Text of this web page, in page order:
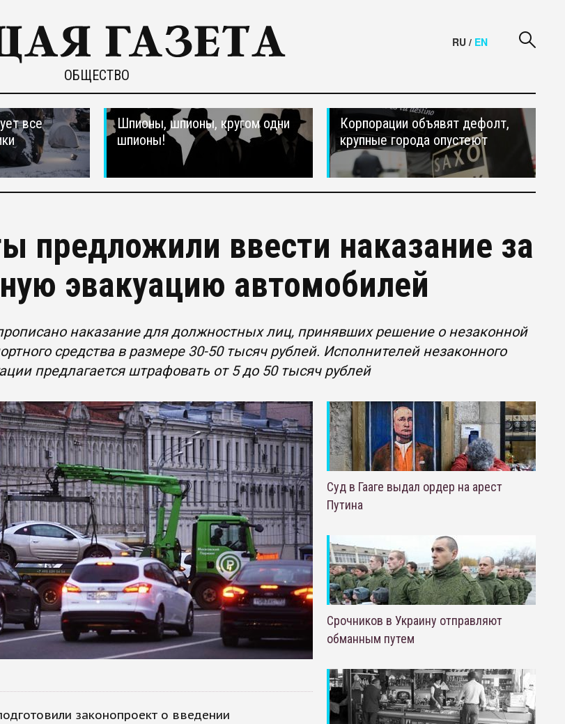
ОБЩЕСТВО
RU / EN
все
Шпионы, шпионы, кругом одни
шпионы!
Корпорации объявят дефолт,
крупные города опустеют
предложили ввести наказание за
эвакуацию автомобилей
наказание для должностных лиц, принявших решение о незаконной
средства в размере 30-50 тысяч рублей. Исполнителей незаконного
предлагается штрафовать от 5 до 50 тысяч рублей
законопроект о введении
Суд в Гааге выдал ордер на арест
Путина
Срочников в Украину отправляют
обманным путем